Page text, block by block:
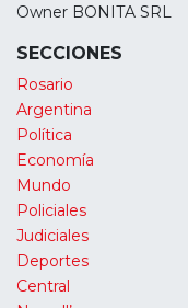
Owner BONITA SRL
SECCIONES
Rosario
Argentina
Política
Economía
Mundo
Policiales
Judiciales
Deportes
Central